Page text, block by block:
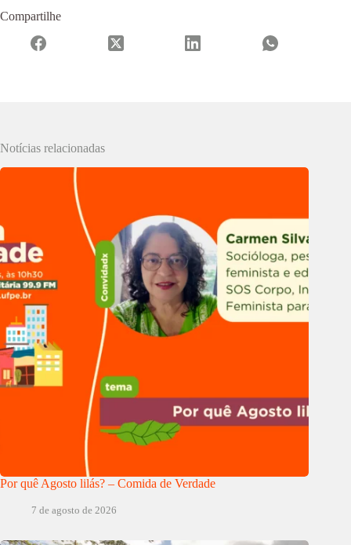
Compartilhe
Notícias relacionadas
Por quê Agosto lilás? – Comida de Verdade
7 de agosto de 2026